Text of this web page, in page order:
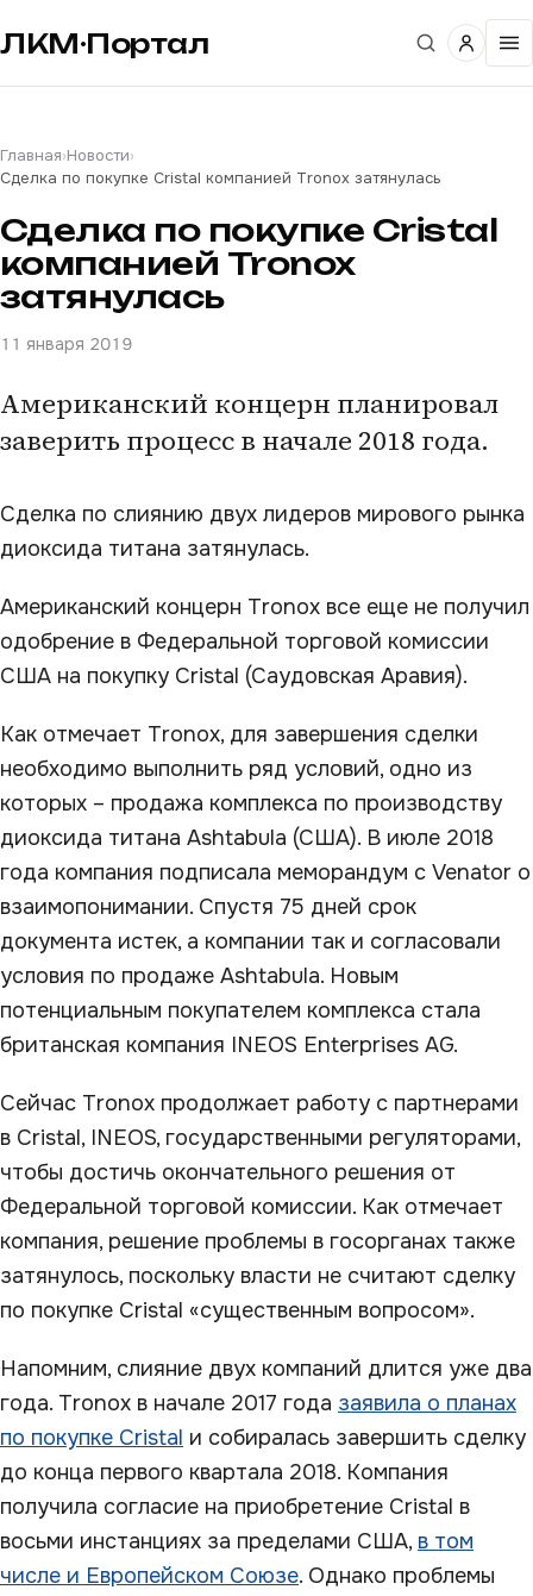
ЛКМ·Портал
Главная›Новости›
Сделка по покупке Cristal компанией Tronox затянулась
Сделка по покупке Cristal
компанией Tronox
затянулась
11 января 2019
Американский концерн планировал
заверить процесс в начале 2018 года.
Сделка по слиянию двух лидеров мирового рынка
диоксида титана затянулась.
Американский концерн Tronox все еще не получил
одобрение в Федеральной торговой комиссии
США на покупку Cristal (Саудовская Аравия).
Как отмечает Tronox, для завершения сделки
необходимо выполнить ряд условий, одно из
которых – продажа комплекса по производству
диоксида титана Ashtabula (США). В июле 2018
года компания подписала меморандум с Venator о
взаимопонимании. Спустя 75 дней срок
документа истек, а компании так и согласовали
условия по продаже Ashtabula. Новым
потенциальным покупателем комплекса стала
британская компания INEOS Enterprises AG.
Сейчас Tronox продолжает работу с партнерами
в Cristal, INEOS, государственными регуляторами,
чтобы достичь окончательного решения от
Федеральной торговой комиссии. Как отмечает
компания, решение проблемы в госорганах также
затянулось, поскольку власти не считают сделку
по покупке Cristal «существенным вопросом».
Напомним, слияние двух компаний длится уже два
года. Tronox в начале 2017 года заявила о планах
по покупке Cristal и собиралась завершить сделку
до конца первого квартала 2018. Компания
получила согласие на приобретение Cristal в
восьми инстанциях за пределами США, в том
числе и Европейском Союзе. Однако проблемы